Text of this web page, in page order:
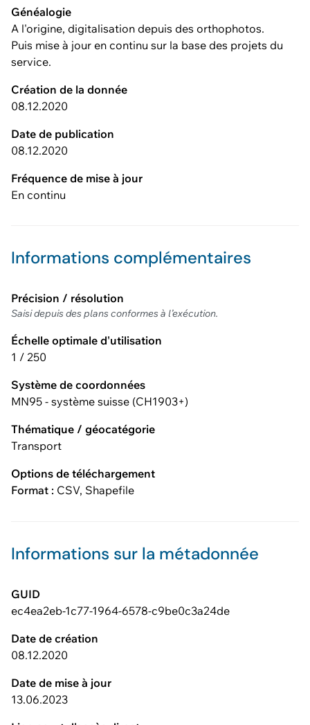
Généalogie
A l'origine, digitalisation depuis des orthophotos.
Puis mise à jour en continu sur la base des projets du
service.
Création de la donnée
08.12.2020
Date de publication
08.12.2020
Fréquence de mise à jour
En continu
Informations complémentaires
Précision / résolution
Saisi depuis des plans conformes à l’exécution.
Échelle optimale d'utilisation
1 / 250
Système de coordonnées
MN95 - système suisse (CH1903+)
Thématique / géocatégorie
Transport
Options de téléchargement
Format : CSV, Shapefile
Informations sur la métadonnée
GUID
ec4ea2eb-1c77-1964-6578-c9be0c3a24de
Date de création
08.12.2020
Date de mise à jour
13.06.2023